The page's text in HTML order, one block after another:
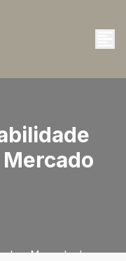
o Mercado de